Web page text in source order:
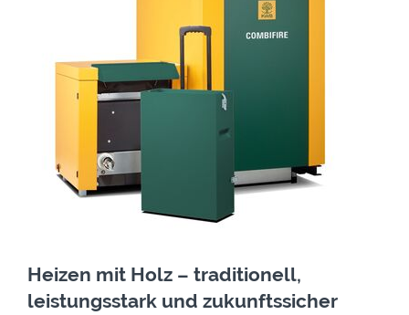
Heizen mit Holz – traditionell,
leistungsstark und zukunftssicher